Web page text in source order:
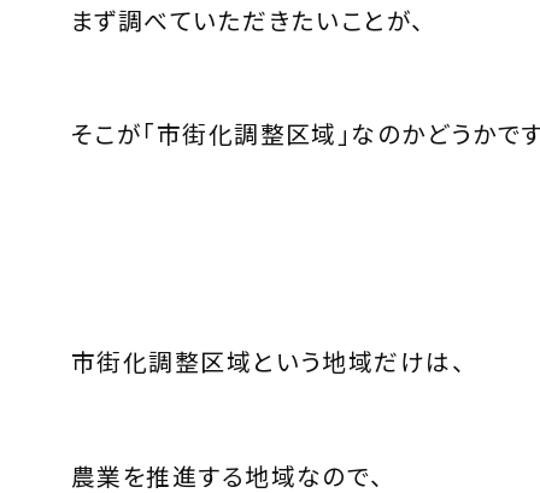
まず調べていただきたいことが、
そこが「市街化調整区域」なのかどうかです
市街化調整区域という地域だけは、
農業を推進する地域なので、